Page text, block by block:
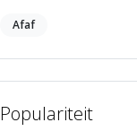
Afaf
Populariteit